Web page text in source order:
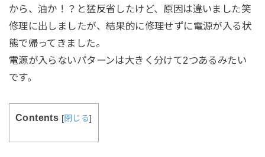
から、油か！？と猛反省したけど、原因は違いました笑
修理に出しましたが、結果的に修理せずに電源が入る状
態で帰ってきました。
電源が入らないパターンは大きく分けて2つあるみたい
です。
Contents [閉じる]